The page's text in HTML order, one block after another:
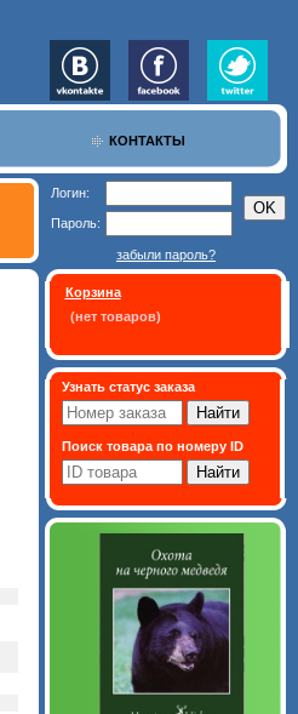
КОНТАКТЫ
Логин:
Пароль:
забыли пароль?
Корзина
(нет товаров)
Узнать статус заказа
Поиск товара по номеру ID